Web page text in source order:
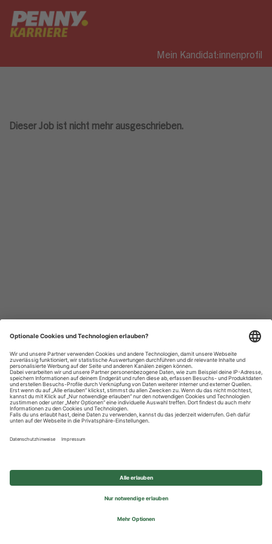
Mein Kandidat:innenprofil
Dieser Job ist nicht mehr ausgeschrieben.
Datenschutzhinweise
Impressum
Privatsphäre-Einstellungen
© 2026 REWE Group - All rights reserved